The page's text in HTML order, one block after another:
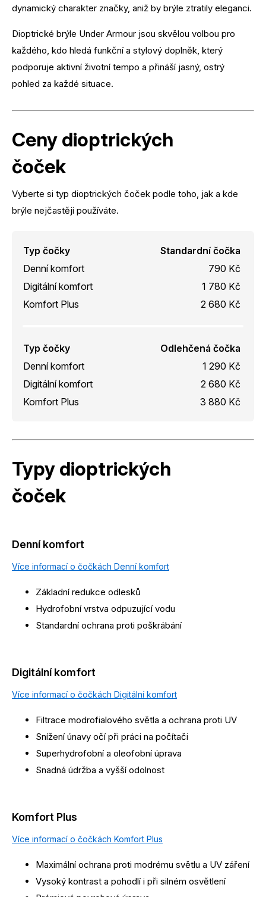
dynamický charakter značky, aniž by brýle ztratily eleganci.
Dioptrické brýle Under Armour jsou skvělou volbou pro
každého, kdo hledá funkční a stylový doplněk, který
podporuje aktivní životní tempo a přináší jasný, ostrý
pohled za každé situace.
Ceny dioptrických
čoček
Vyberte si typ dioptrických čoček podle toho, jak a kde
brýle nejčastěji používáte.
Typ čočky
Standardní čočka
Denní komfort
790 Kč
Digitální komfort
1 780 Kč
Komfort Plus
2 680 Kč
Typ čočky
Odlehčená čočka
Denní komfort
1 290 Kč
Digitální komfort
2 680 Kč
Komfort Plus
3 880 Kč
Typy dioptrických
čoček
Denní komfort
Více informací o čočkách Denní komfort
Základní redukce odlesků
Hydrofobní vrstva odpuzující vodu
Standardní ochrana proti poškrábání
Digitální komfort
Více informací o čočkách Digitální komfort
Filtrace modrofialového světla a ochrana proti UV
Snížení únavy očí při práci na počítači
Superhydrofobní a oleofobní úprava
Snadná údržba a vyšší odolnost
Komfort Plus
Více informací o čočkách Komfort Plus
Maximální ochrana proti modrému světlu a UV záření
Vysoký kontrast a pohodlí i při silném osvětlení